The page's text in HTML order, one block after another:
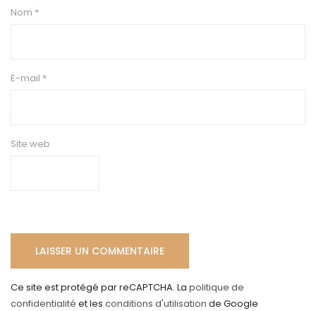
Nom *
E-mail *
Site web
Ce site est protégé par reCAPTCHA. La politique de
confidentialité et les conditions d'utilisation de Google